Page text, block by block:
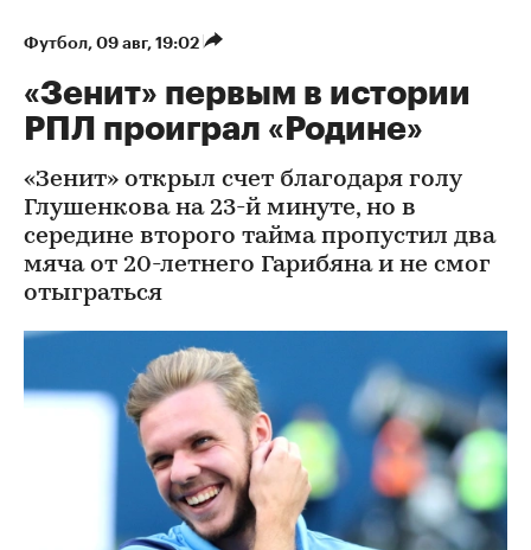
Футбол 09 авг, 19:02
«Зенит» первым в истории
РПЛ проиграл «Родине»
«Зенит» открыл счет благодаря голу
Глушенкова на 23-й минуте, но в
середине второго тайма пропустил два
мяча от 20-летнего Гарибяна и не смог
отыграться